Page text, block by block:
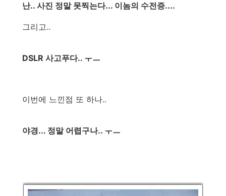
난.. 사진 정말 못찍는다... 이놈의 수전증....
그리고..
DSLR 사고푸다.. ㅜㅡ
이번에 느낀점 또 하나..
야경... 정말 어렵구나.. ㅜㅡ